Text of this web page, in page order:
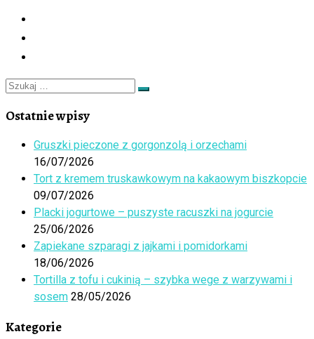
Szukaj
Szukaj
Ostatnie wpisy
Gruszki pieczone z gorgonzolą i orzechami
16/07/2026
Tort z kremem truskawkowym na kakaowym biszkopcie
09/07/2026
Placki jogurtowe – puszyste racuszki na jogurcie
25/06/2026
Zapiekane szparagi z jajkami i pomidorkami
18/06/2026
Tortilla z tofu i cukinią – szybka wege z warzywami i
sosem 28/05/2026
Kategorie